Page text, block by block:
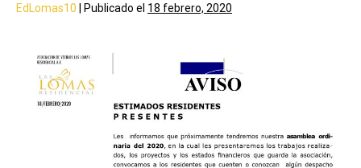
EdLomas10 Publicado el 18 febrero, 2020